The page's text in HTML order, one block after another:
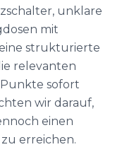
unklare
mit
strukturierte
relevanten
sofort
wir darauf,
einen
erreichen.